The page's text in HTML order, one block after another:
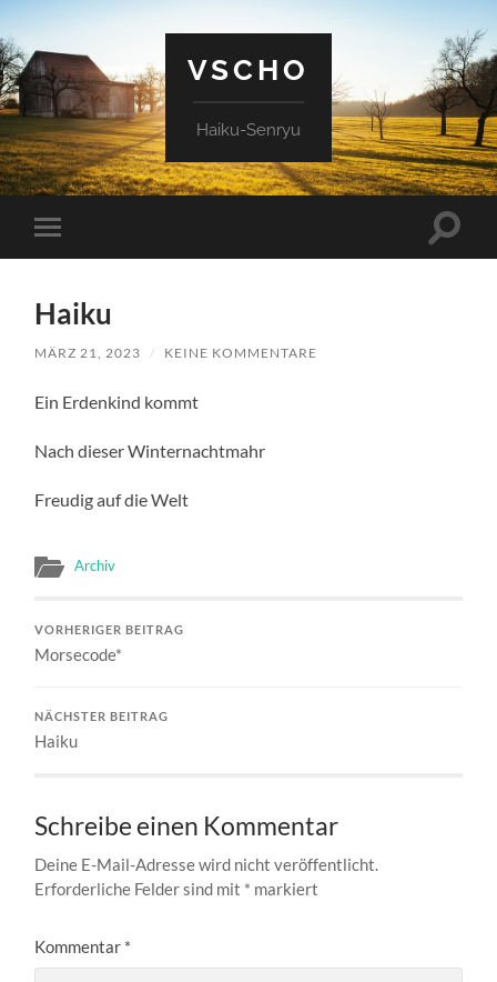
VSCHO
Haiku-Senryu
Mobile-
Menü
Haiku
MÄRZ 21, 2023 / KEINE KOMMENTARE
Ein Erdenkind kommt
Nach dieser Winternachtmahr
Freudig auf die Welt
Archiv
VORHERIGER BEITRAG
Morsecode*
NÄCHSTER BEITRAG
Haiku
Schreibe einen Kommentar
Deine E-Mail-Adresse wird nicht veröffentlicht.
Erforderliche Felder sind mit * markiert
Kommentar *